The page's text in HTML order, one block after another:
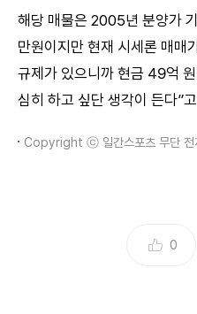
해당 매물은 2005년 분양가
만원이지만 현재 시세론 매매
규제가 있으니까 현금 49억
심히 하고 싶단 생각이 든다”
Copyright ⓒ 일간스포츠 무단 전
0